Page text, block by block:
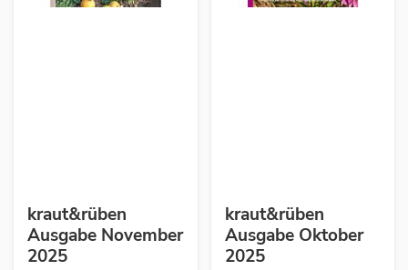
kraut&rüben
Ausgabe November
2025
kraut&rüben
Ausgabe Oktober
2025